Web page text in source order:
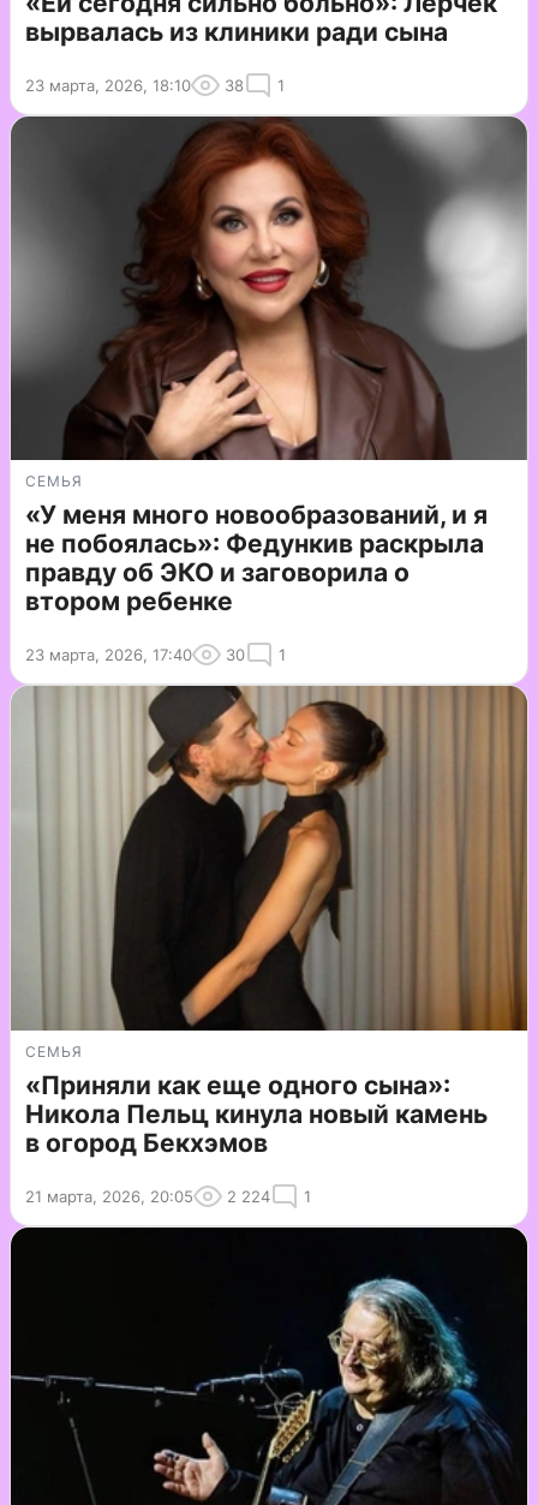
вырвалась из клиники ради сына
23 марта, 2026, 18:10 38 1
СЕМЬЯ
«У меня много новообразований, и я
не побоялась»: Федункив раскрыла
правду об ЭКО и заговорила о
втором ребенке
23 марта, 2026, 17:40 30 1
СЕМЬЯ
«Приняли как еще одного сына»:
Никола Пельц кинула новый камень
в огород Бекхэмов
21 марта, 2026, 20:05 2 224 1